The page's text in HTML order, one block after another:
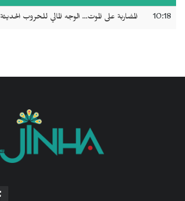
10:18 المضاربة على الموت... الوجه المالي للحروب الحديثة